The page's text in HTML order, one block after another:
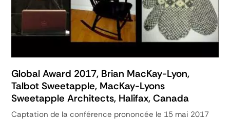
Global Award 2017, Brian MacKay-Lyon,
Talbot Sweetapple, MacKay-Lyons
Sweetapple Architects, Halifax, Canada
Captation de la conférence prononcée le 15 mai 2017